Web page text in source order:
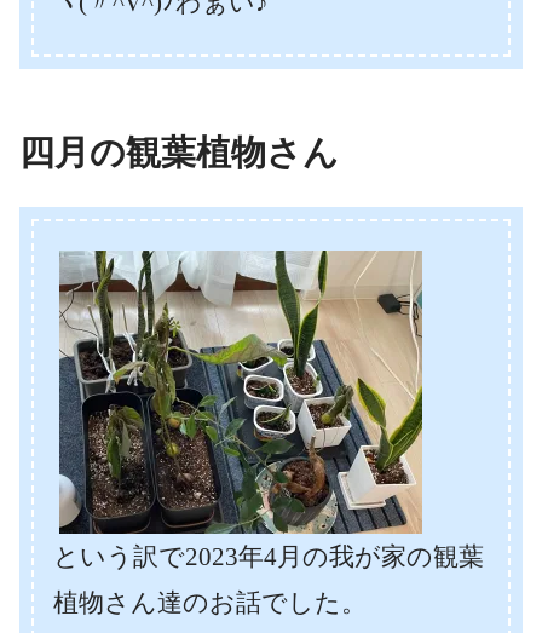
四月の観葉植物さん
という訳で2023年4月の我が家の観葉
植物さん達のお話でした。